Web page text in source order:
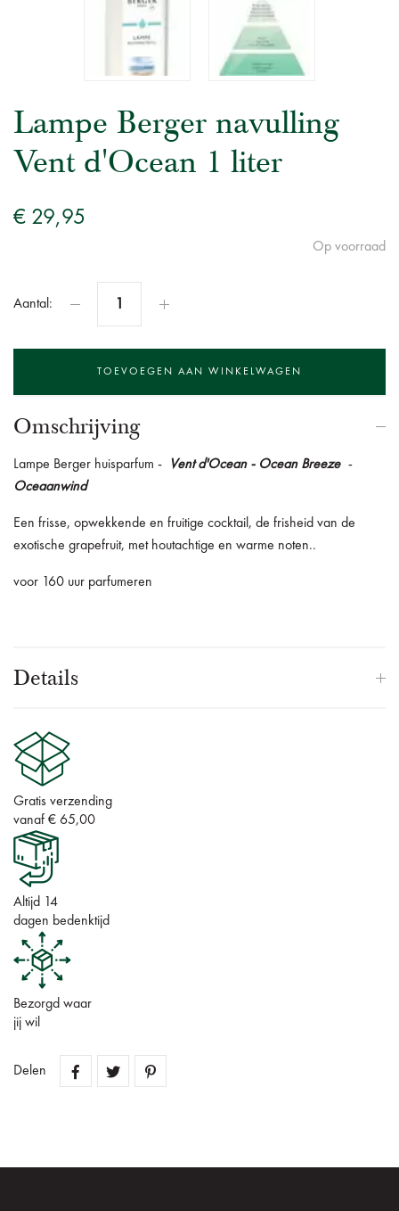
Lampe Berger navulling
Vent d'Ocean 1 liter
€ 29,95
Op voorraad
Aantal:
Omschrijving
Lampe Berger huisparfum - Vent d'Ocean - Ocean Breeze-
Oceaanwind
Een frisse, opwekkende en fruitige cocktail, de frisheid van de
exotische grapefruit, met houtachtige en warme noten..
voor 160 uur parfumeren
Details
Gratis verzending
vanaf € 65,00
Altijd 14
dagen bedenktijd
Bezorgd waar
jij wil
Delen